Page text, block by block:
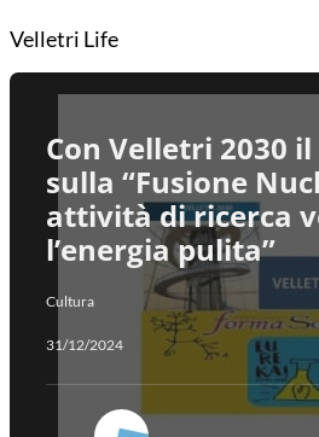
Velletri Life
Con Velletri 2030
sulla “Fusione
attività di ricerca
l’energia pulita”
Cultura
31/12/2024